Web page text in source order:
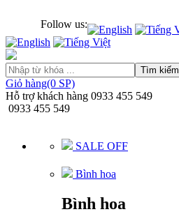
Follow us:
Tìm kiếm
Giỏ hàng(0 SP)
Hỗ trợ khách hàng 0933 455 549
0933 455 549
SALE OFF
Bình hoa
Bình hoa